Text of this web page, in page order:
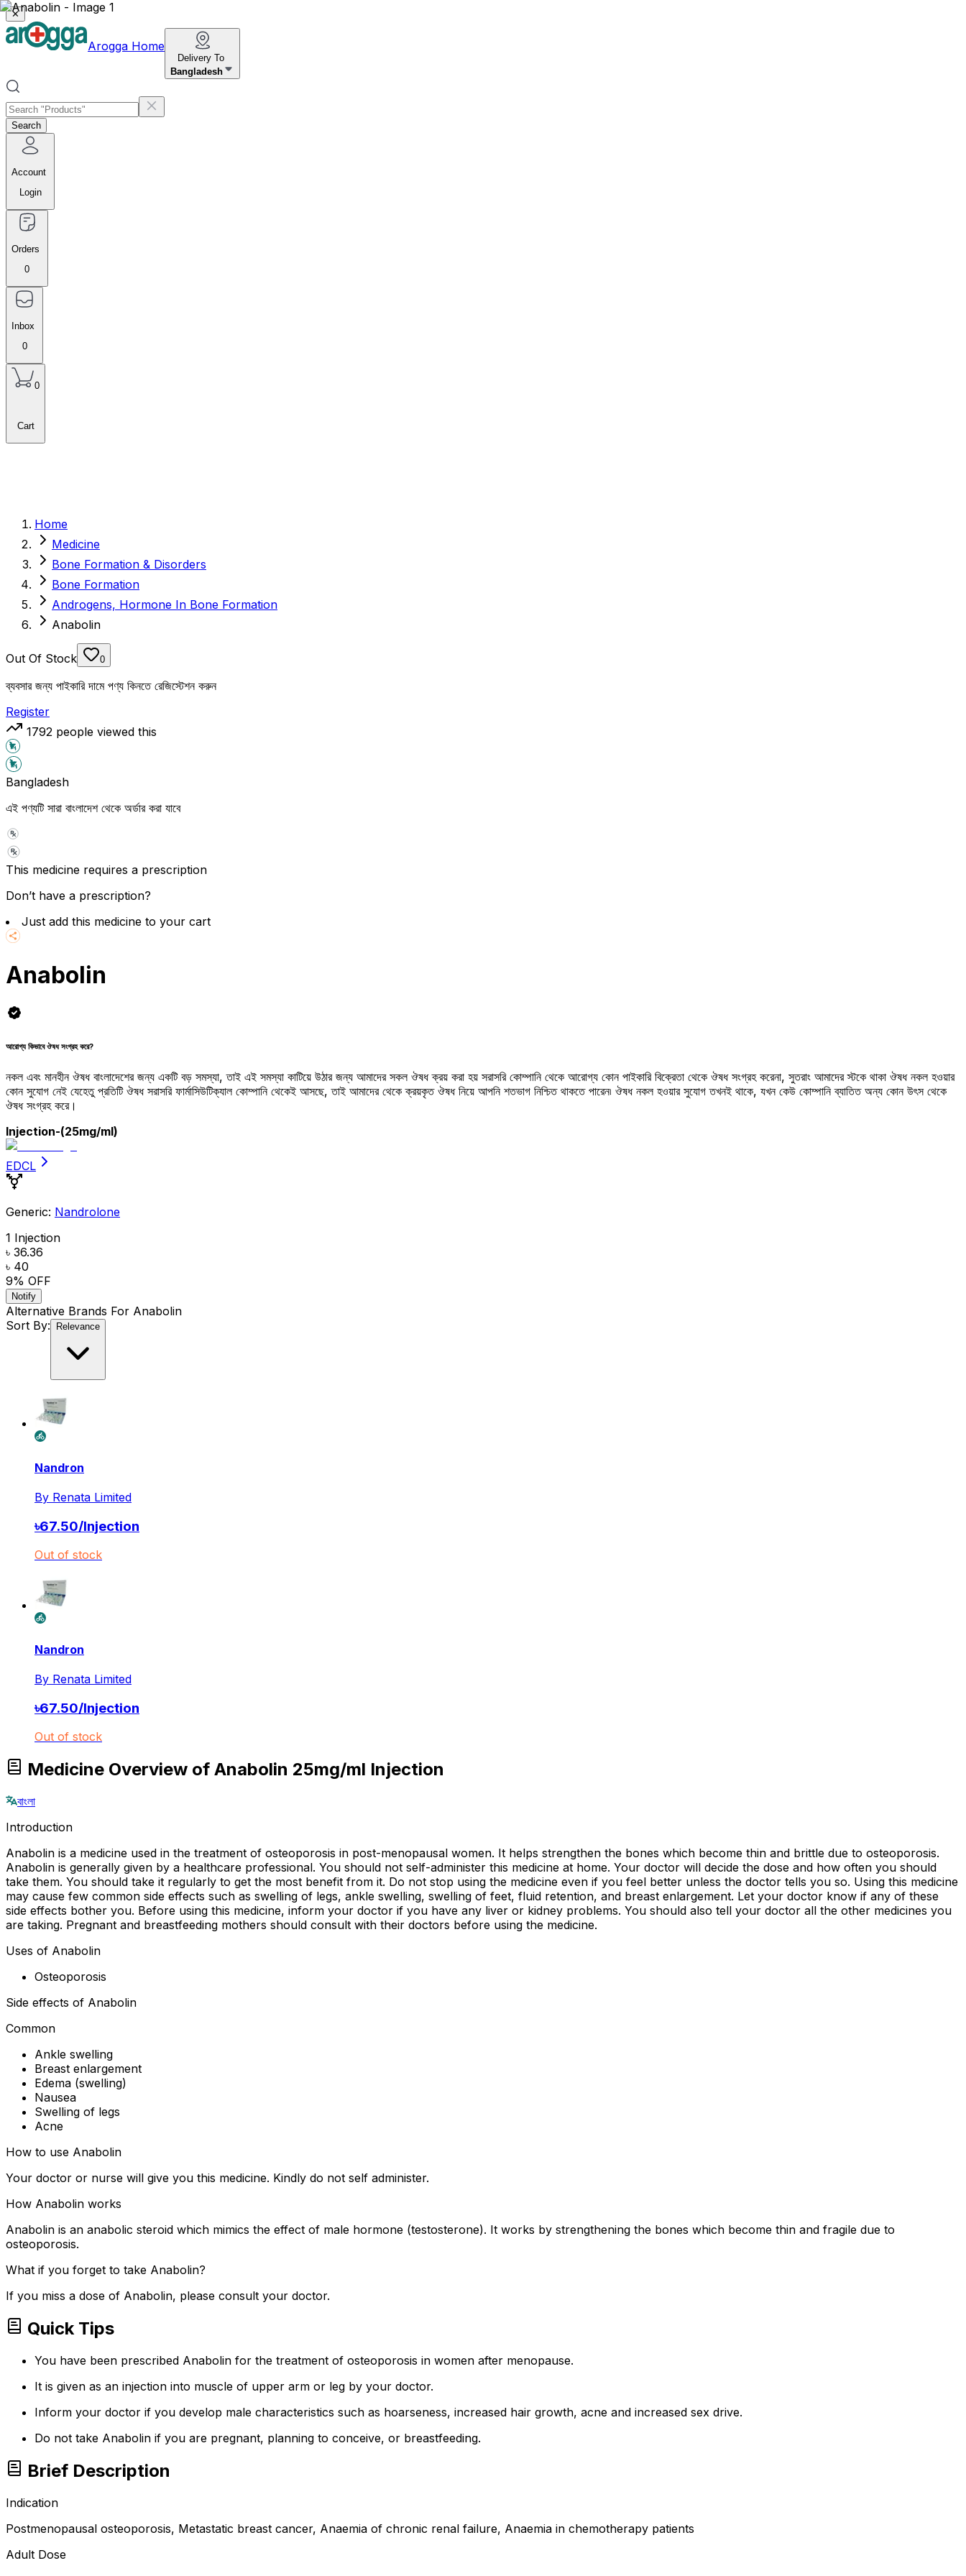
✕
Arogga Home
Delivery To
Bangladesh
Search
Account
Login
Orders
0
Inbox
0
0
Cart
Home
Medicine
Bone Formation & Disorders
Bone Formation
Androgens, Hormone In Bone Formation
Anabolin
Out Of Stock 0
ব্যবসার জন্য পাইকারি দামে পণ্য কিনতে রেজিস্টেশন করুন
Register
1792 people viewed this
Bangladesh
এই পণ্যটি সারা বাংলাদেশ থেকে অর্ডার করা যাবে
This medicine requires a prescription
Don’t have a prescription?
Just add this medicine to your cart
Anabolin
আরোগ্য কিভাবে ঔষধ সংগ্রহ করে?
নকল এবং মানহীন ঔষধ বাংলাদেশের জন্য একটি বড় সমস্যা, তাই এই সমস্যা কাটিয়ে উঠার জন্য আমাদের সকল ঔষধ ক্রয় করা হয় সরাসরি কোম্পানি থেকে আরোগ্য কোন পাইকারি বিক্রেতা থেকে ঔষধ সংগ্রহ করেনা, সুতরাং আমাদের স্টকে থাকা ঔষধ নকল হওয়ার
কোন সুযোগ নেই যেহেতু প্রতিটি ঔষধ সরাসরি ফার্মাসিউটিক্যাল কোম্পানি থেকেই আসছে, তাই আমাদের থেকে ক্রয়কৃত ঔষধ নিয়ে আপনি শতভাগ নিশ্চিত থাকতে পারেন৷ ঔষধ নকল হওয়ার সুযোগ তখনই থাকে, যখন কেউ কোম্পানি ব্যাতিত অন্য কোন উৎস থেকে
ঔষধ সংগ্রহ করে।
Injection-(25mg/ml)
EDCL
Generic: Nandrolone
1 Injection
৳ 36.36
৳ 40
9% OFF
Notify
Alternative Brands For Anabolin
Sort By:
Relevance
Nandron
By Renata Limited
৳67.50/Injection
Out of stock
Nandron
By Renata Limited
৳67.50/Injection
Out of stock
Medicine Overview of Anabolin 25mg/ml Injection
বাংলা
Introduction
Anabolin is a medicine used in the treatment of osteoporosis in post-menopausal women. It helps strengthen the bones which become thin and brittle due to osteoporosis.
Anabolin is generally given by a healthcare professional. You should not self-administer this medicine at home. Your doctor will decide the dose and how often you should
take them. You should take it regularly to get the most benefit from it. Do not stop using the medicine even if you feel better unless the doctor tells you so. Using this medicine
may cause few common side effects such as swelling of legs, ankle swelling, swelling of feet, fluid retention, and breast enlargement. Let your doctor know if any of these
side effects bother you. Before using this medicine, inform your doctor if you have any liver or kidney problems. You should also tell your doctor all the other medicines you
are taking. Pregnant and breastfeeding mothers should consult with their doctors before using the medicine.
Uses of Anabolin
Osteoporosis
Side effects of Anabolin
Common
Ankle swelling
Breast enlargement
Edema (swelling)
Nausea
Swelling of legs
Acne
How to use Anabolin
Your doctor or nurse will give you this medicine. Kindly do not self administer.
How Anabolin works
Anabolin is an anabolic steroid which mimics the effect of male hormone (testosterone). It works by strengthening the bones which become thin and fragile due to
osteoporosis.
What if you forget to take Anabolin?
If you miss a dose of Anabolin, please consult your doctor.
Quick Tips
You have been prescribed Anabolin for the treatment of osteoporosis in women after menopause.
It is given as an injection into muscle of upper arm or leg by your doctor.
Inform your doctor if you develop male characteristics such as hoarseness, increased hair growth, acne and increased sex drive.
Do not take Anabolin if you are pregnant, planning to conceive, or breastfeeding.
Brief Description
Indication
Postmenopausal osteoporosis, Metastatic breast cancer, Anaemia of chronic renal failure, Anaemia in chemotherapy patients
Adult Dose